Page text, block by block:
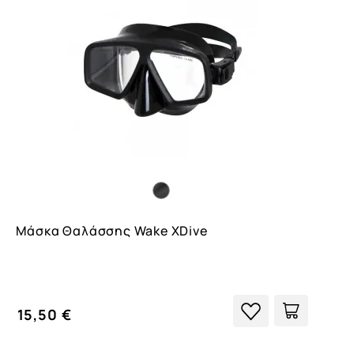
Μάσκα Θαλάσσης Wake XDive
15,50 €